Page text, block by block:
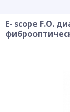
E- scope F.O.